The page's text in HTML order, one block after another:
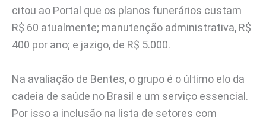
citou ao Portal que os planos funerários custam
R$ 60 atualmente; manutenção administrativa, R$
400 por ano; e jazigo, de R$ 5.000.
Na avaliação de Bentes, o grupo é o último elo da
cadeia de saúde no Brasil e um serviço essencial.
Por isso a inclusão na lista de setores com